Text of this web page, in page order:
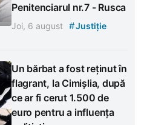
Penitenciarul nr.7 - Rusca
Joi, 6 august #Justiție
Un bărbat a fost reținut în
flagrant, la Cimișlia, după
ce ar fi cerut 1.500 de
euro pentru a influența